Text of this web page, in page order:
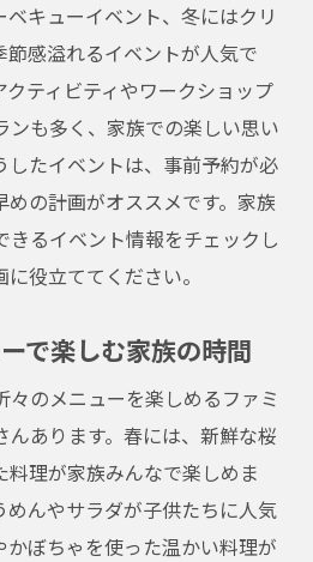
キューイベント、冬にはクリ
節感溢れるイベントが人気で
ティビティやワークショップ
ンも多く、家族での楽しい思い
したイベントは、事前予約が必
の計画がオススメです。家族
きるイベント情報をチェックし
役立ててください。
で楽しむ家族の時間
々のメニューを楽しめるファミ
んあります。春には、新鮮な桜
料理が家族みんなで楽しめま
めんやサラダが子供たちに人気
かぼちゃを使った温かい料理が